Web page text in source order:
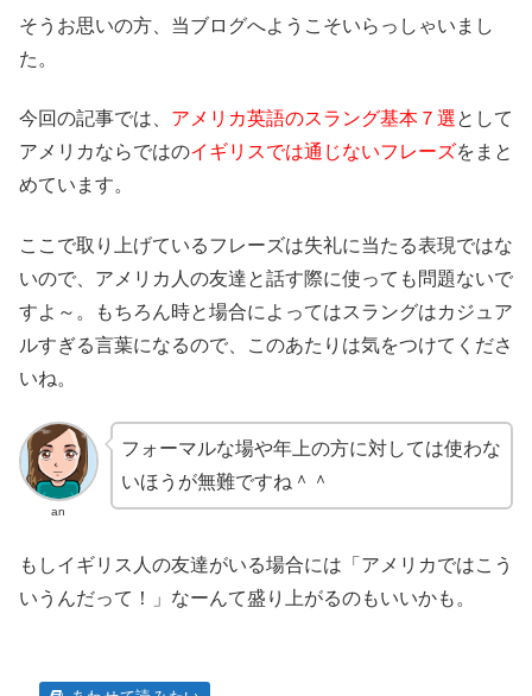
そうお思いの方、当ブログへようこそいらっしゃいまし
た。
今回の記事では、 アメリカ英語のスラング基本７選として
アメリカならではのイギリスでは通じないフレーズをまと
めています。
ここで取り上げているフレーズは失礼に当たる表現ではな
いので、アメリカ人の友達と話す際に使っても問題ないで
すよ～。もちろん時と場合によってはスラングはカジュア
ルすぎる言葉になるので、このあたりは気をつけてくださ
いね。
an
フォーマルな場や年上の方に対しては使わな
いほうが無難ですね＾＾
もしイギリス人の友達がいる場合には「アメリカではこう
いうんだって！」なーんて盛り上がるのもいいかも。